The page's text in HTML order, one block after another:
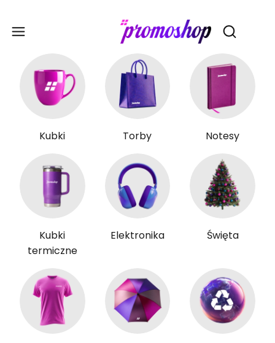
Otwórz
Kubki Torby Notesy
Kubki
termiczne
Elektronika Święta